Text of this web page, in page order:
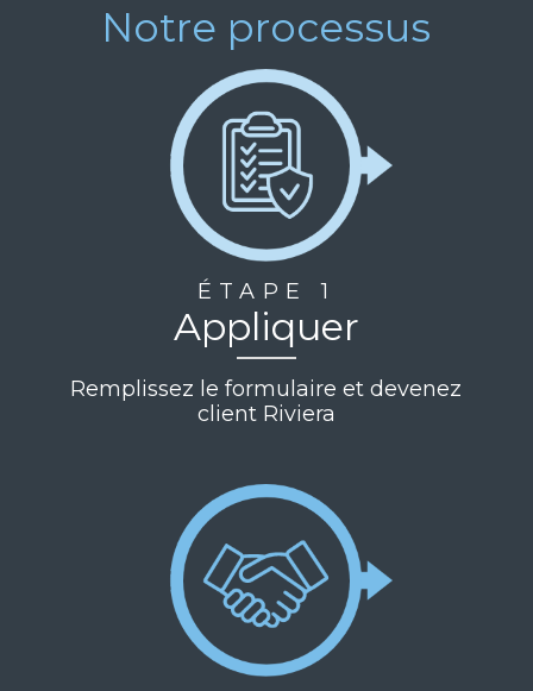
Notre processus
ÉTAPE 1
Appliquer
Remplissez le formulaire et devenez
client Riviera